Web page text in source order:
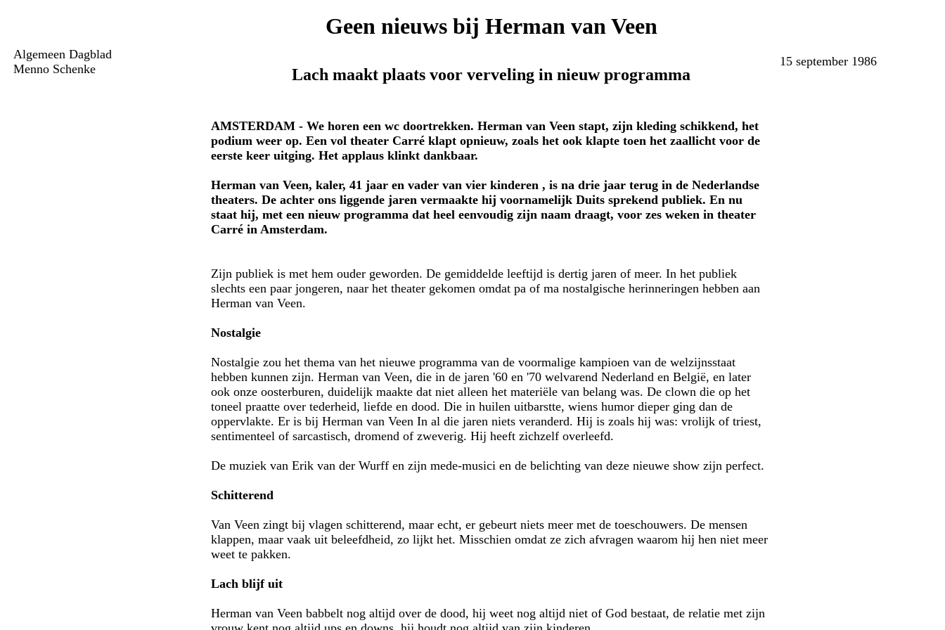
Algemeen Dagblad
Menno Schenke
Geen nieuws bij Herman van Veen
Lach maakt plaats voor verveling in nieuw programma
15 september 1986
AMSTERDAM - We horen een wc doortrekken. Herman van Veen stapt, zijn kleding schikkend, het
podium weer op. Een vol theater Carré klapt opnieuw, zoals het ook klapte toen het zaallicht voor de
eerste keer uitging. Het applaus klinkt dankbaar.
Herman van Veen, kaler, 41 jaar en vader van vier kinderen , is na drie jaar terug in de Nederlandse
theaters. De achter ons liggende jaren vermaakte hij voornamelijk Duits sprekend publiek. En nu
staat hij, met een nieuw programma dat heel eenvoudig zijn naam draagt, voor zes weken in theater
Carré in Amsterdam.
Zijn publiek is met hem ouder geworden. De gemiddelde leeftijd is dertig jaren of meer. In het publiek
slechts een paar jongeren, naar het theater gekomen omdat pa of ma nostalgische herinneringen hebben aan
Herman van Veen.
Nostalgie
Nostalgie zou het thema van het nieuwe programma van de voormalige kampioen van de welzijnsstaat
hebben kunnen zijn. Herman van Veen, die in de jaren '60 en '70 welvarend Nederland en België, en later
ook onze oosterburen, duidelijk maakte dat niet alleen het materiële van belang was. De clown die op het
toneel praatte over tederheid, liefde en dood. Die in huilen uitbarstte, wiens humor dieper ging dan de
oppervlakte. Er is bij Herman van Veen In al die jaren niets veranderd. Hij is zoals hij was: vrolijk of triest,
sentimenteel of sarcastisch, dromend of zweverig. Hij heeft zichzelf overleefd.
De muziek van Erik van der Wurff en zijn mede-musici en de belichting van deze nieuwe show zijn perfect.
Schitterend
Van Veen zingt bij vlagen schitterend, maar echt, er gebeurt niets meer met de toeschouwers. De mensen
klappen, maar vaak uit beleefdheid, zo lijkt het. Misschien omdat ze zich afvragen waarom hij hen niet meer
weet te pakken.
Lach blijf uit
Herman van Veen babbelt nog altijd over de dood, hij weet nog altijd niet of God bestaat, de relatie met zijn